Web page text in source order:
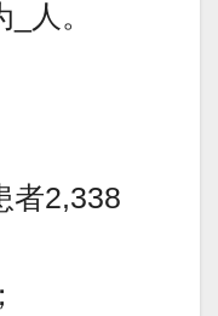
人。
者2,338